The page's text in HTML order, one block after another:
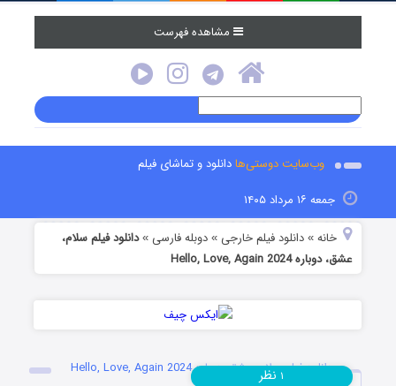
مشاهده فهرست
وب‌سایت دوستی‌هادانلود و تماشای فیلم
جمعه ۱۶ مرداد ۱۴۰۵
خانه »دانلود فیلم خارجی »دوبله فارسی »دانلود فیلم سلام،
عشق، دوباره Hello, Love, Again 2024
دانلود فیلم سلام، عشق، دوباره Hello, Love, Again 2024
۱ نظر